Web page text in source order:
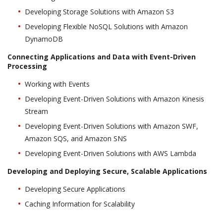
Developing Storage Solutions with Amazon S3
Developing Flexible NoSQL Solutions with Amazon
DynamoDB
Connecting Applications and Data with Event-Driven
Processing
Working with Events
Developing Event-Driven Solutions with Amazon Kinesis
Stream
Developing Event-Driven Solutions with Amazon SWF,
Amazon SQS, and Amazon SNS
Developing Event-Driven Solutions with AWS Lambda
Developing and Deploying Secure, Scalable Applications
Developing Secure Applications
Caching Information for Scalability